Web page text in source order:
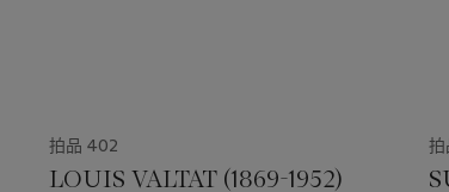
拍品 402
LOUIS VALTAT (1869-1952)